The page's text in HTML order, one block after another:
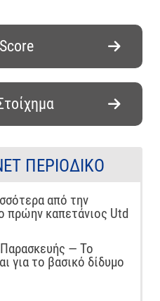
ΠΕΡΙΟΔΙΚΌ
από την
πρώην καπετάνιος Utd
— Το
για το βασικό δίδυμο